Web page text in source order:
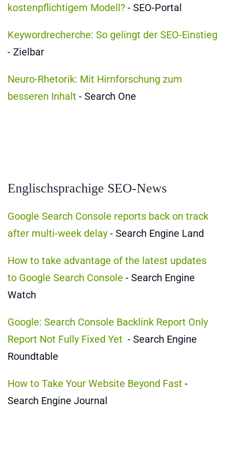
kostenpflichtigem Modell? - SEO-Portal
Keywordrecherche: So gelingt der SEO-Einstieg
- Zielbar
Neuro-Rhetorik: Mit Hirnforschung zum
besseren Inhalt - Search One
Englischsprachige SEO-News
Google Search Console reports back on track
after multi-week delay - Search Engine Land
How to take advantage of the latest updates
to Google Search Console - Search Engine
Watch
Google: Search Console Backlink Report Only
Report Not Fully Fixed Yet - Search Engine
Roundtable
How to Take Your Website Beyond Fast -
Search Engine Journal